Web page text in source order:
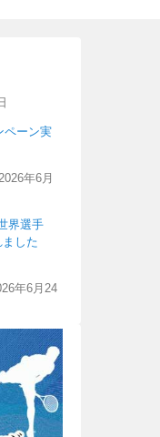
ペーン実
2026年6月
界選手
した
年6月24